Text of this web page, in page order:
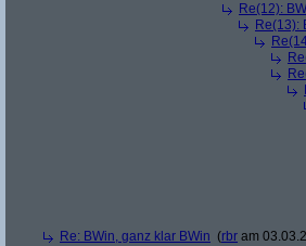
Re(12):
Re(13):
Re: BWin, ganz klar BWin (rbr am